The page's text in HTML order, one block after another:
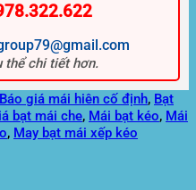
thể chi tiết hơn.
Báo giá mái hiên cố định, Bạt
bạt mái che, Mái bạt kéo, Mái
, May bạt mái xếp kéo